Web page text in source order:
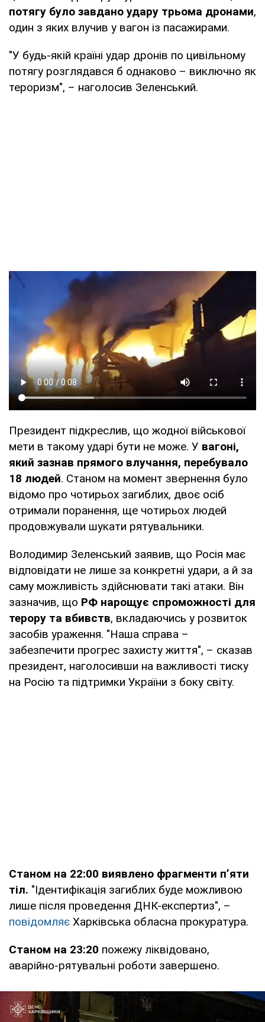
потягу було завдано удару трьома дронами,
один з яких влучив у вагон із пасажирами.
"У будь-якій країні удар дронів по цивільному
потягу розглядався б однаково – виключно як
тероризм", – наголосив Зеленський.
Президент підкреслив, що жодної військової
мети в такому ударі бути не може. У вагоні,
який зазнав прямого влучання, перебувало
18 людей. Станом на момент звернення було
відомо про чотирьох загиблих, двоє осіб
отримали поранення, ще чотирьох людей
продовжували шукати рятувальники.
Володимир Зеленський заявив, що Росія має
відповідати не лише за конкретні удари, а й за
саму можливість здійснювати такі атаки. Він
зазначив, що РФ нарощує спроможності для
терору та вбивств, вкладаючись у розвиток
засобів ураження. "Наша справа –
забезпечити прогрес захисту життя", – сказав
президент, наголосивши на важливості тиску
на Росію та підтримки України з боку світу.
Станом на 22:00 виявлено фрагменти п’яти
тіл. "Ідентифікація загиблих буде можливою
лише після проведення ДНК-експертиз", –
повідомляє Харківська обласна прокуратура.
Станом на 23:20 пожежу ліквідовано,
аварійно-рятувальні роботи завершено.